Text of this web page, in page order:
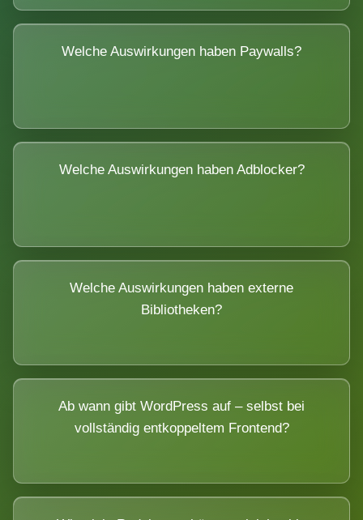
Welche Auswirkungen haben Paywalls?
Welche Auswirkungen haben Adblocker?
Welche Auswirkungen haben externe
Bibliotheken?
Ab wann gibt WordPress auf – selbst bei
vollständig entkoppeltem Frontend?